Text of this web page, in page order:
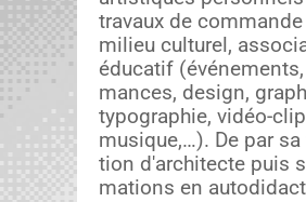
travaux de
milieu cul­turel,
édu­catif
mances, design,
typogra­phie, vidéo-
musique,…). De par
tion d'architecte puis
ma­tions en